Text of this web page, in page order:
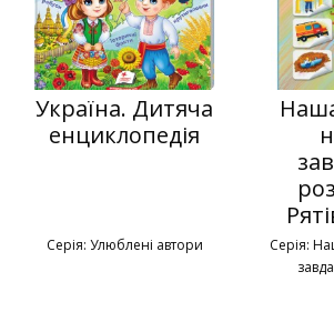
Україна. Дитяча
енциклопедія
Серія: Улюблені автори
Серія: